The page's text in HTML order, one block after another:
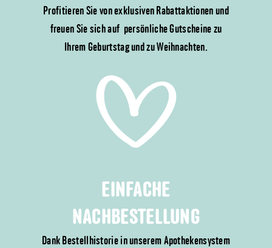
Profitieren Sie von exklusiven Rabattaktionen und
freuen Sie sich auf persönliche Gutscheine zu
Ihrem Geburtstag und zu Weihnachten.
EINFACHE
NACHBESTELLUNG
Dank Bestellhistorie in unserem Apothekensystem